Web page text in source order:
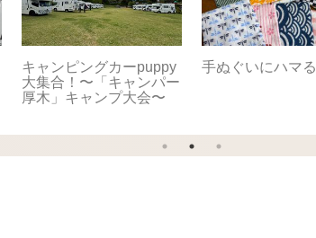
キャンピングカーpuppy
大集合！〜「キャンパー
厚木」キャンプ大会〜
手ぬぐいにハマる